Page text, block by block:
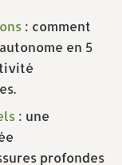
: comment
en 5
: une
profondes